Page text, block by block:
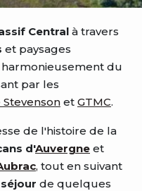
Central à travers
et paysages
du
par les
et GTMC.
de l'histoire de la
d'Auvergne et
, tout en suivant
séjour de quelques